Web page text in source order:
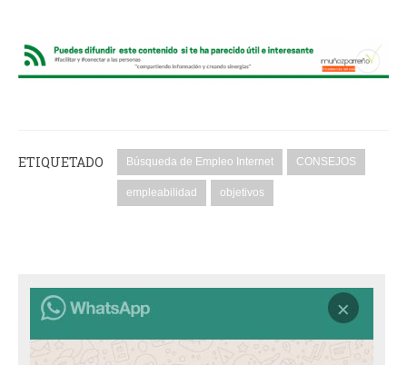
ETIQUETADO Búsqueda de Empleo Internet CONSEJOS
empleabilidad objetivos